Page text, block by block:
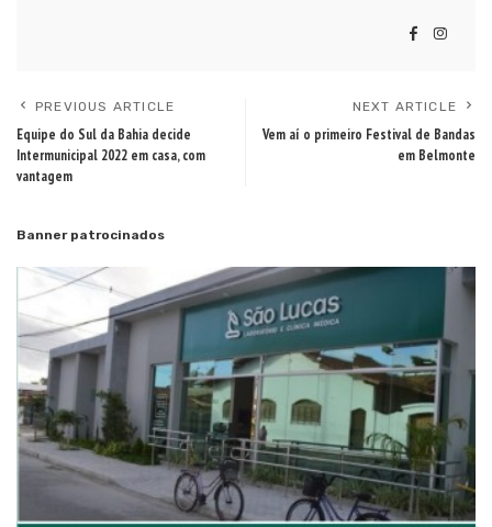
PREVIOUS ARTICLE
Equipe do Sul da Bahia decide
Intermunicipal 2022 em casa, com
vantagem
NEXT ARTICLE
Vem aí o primeiro Festival de Bandas
em Belmonte
Banner patrocinados